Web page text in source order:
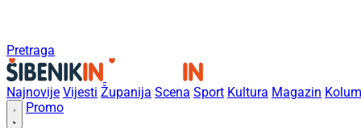
Pretraga
Najnovije Vijesti Županija Scena Sport Kultura Magazin
Promo